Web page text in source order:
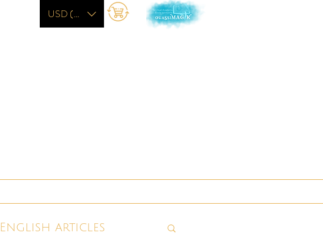
USD ($)
English articles